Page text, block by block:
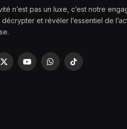
n’est pas un luxe, c’est notre
et révéler l’essentiel de
X
YouTubeWhatsAppTikTok